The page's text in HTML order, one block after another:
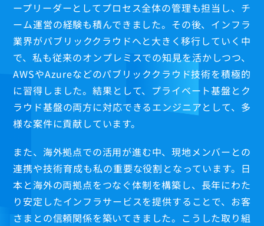
S.Imai
T.Wang
X.Wu
中堅社員
K.Nakamura
G.Qi
プロフェッショナル
Y.Kato
Q.Zhao
X.Yin
ープリーダーとしてプロセス全体の管理も担当し、チ
ーム運営の経験も積んできました。その後、インフラ
業界がパブリッククラウドへと大きく移行していく中
で、私も従来のオンプレミスでの知見を活かしつつ、
AWSやAzureなどのパブリッククラウド技術を積極的
に習得しました。結果として、プライベート基盤とク
ラウド基盤の両方に対応できるエンジニアとして、多
様な案件に貢献しています。
また、海外拠点での活用が進む中、現地メンバーとの
連携や技術育成も私の重要な役割となっています。日
本と海外の両拠点をつなぐ体制を構築し、長年にわた
り安定したインフラサービスを提供することで、お客
さまとの信頼関係を築いてきました。こうした取り組